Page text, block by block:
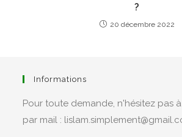
?
20 décembre 2022
Informations
Pour toute demande, n'hésitez pas
par mail :